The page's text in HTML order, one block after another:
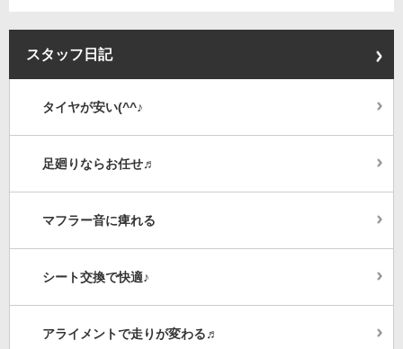
スタッフ日記
タイヤが安い(^^♪
足廻りならお任せ♬
マフラー音に痺れる
シート交換で快適♪
アライメントで走りが変わる♬